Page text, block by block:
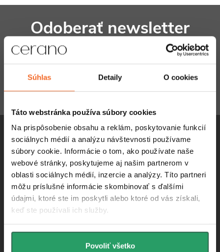
Súhlas Detaily O cookies
Táto webstránka používa súbory cookies
Na prispôsobenie obsahu a reklám, poskytovanie funkcií
sociálnych médií a analýzu návštevnosti používame
súbory cookie. Informácie o tom, ako používate naše
webové stránky, poskytujeme aj našim partnerom v
oblasti sociálnych médií, inzercie a analýzy. Títo partneri
môžu príslušné informácie skombinovať s ďalšími
údajmi, ktoré ste im poskytli alebo ktoré od vás získali,
keď ste používali ich služby.
Povoliť všetko
c
e
p
k
y
v
ý
p
s
á
ä
t
i
Odoberať newsletter
údajov
info@cerano.sk
+421 232 195 445
https://www.facebook.com/ceranosk